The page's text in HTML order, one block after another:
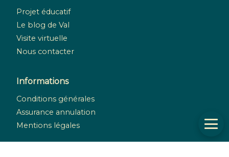
Projet éducatif
Le blog de Val
Visite virtuelle
Nous contacter
Informations
Conditions générales
Assurance annulation
Mentions légales